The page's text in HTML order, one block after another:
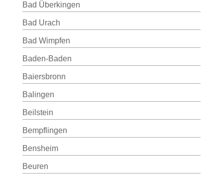
Bad Überkingen
Bad Urach
Bad Wimpfen
Baden-Baden
Baiersbronn
Balingen
Beilstein
Bempflingen
Bensheim
Beuren